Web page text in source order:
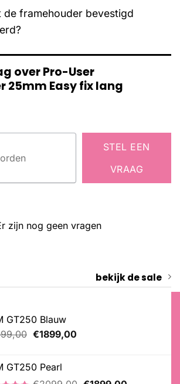
de framehouder bevestigd
over Pro-User
25mm Easy fix lang
STEL EEN
VRAAG
zijn nog geen vragen
bekijk de sale
GT250 Blauw
Oorspronkelijke
€2099,00.
€1899,00Huidige
GT250 Pearl
Oorspronkelijke
Huidige